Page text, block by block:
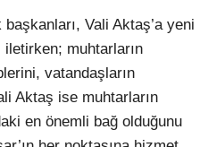
Vali Aktaş’a yeni
muhtarların
vatandaşların
Aktaş ise muhtarların
en önemli bağ olduğunu